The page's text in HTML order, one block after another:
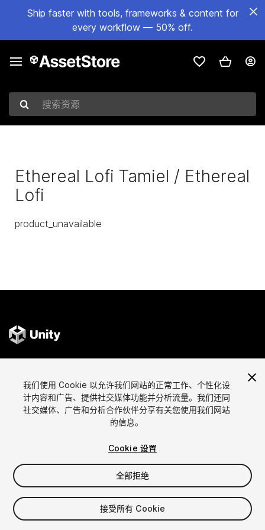
Ship faster with tools, frameworks & content for
every workflow — 50% off.
搜索资源
Ethereal Lofi Tamiel / Ethereal
Lofi
product_unavailable
English
简体中文
出售资源
资源上传指南
资源商店工具
常见问题
发现
最畅销资源
Affiliate计划
成员资格
我们使用 Cookie 以允许我们网站的正常工作、个性化设
计内容和广告、提供社交媒体功能并分析流量。我们还同
社交媒体、广告和分析合作伙伴分享有关您使用我们网站
的信息。
Cookie 设置
全部拒绝
接受所有 Cookie